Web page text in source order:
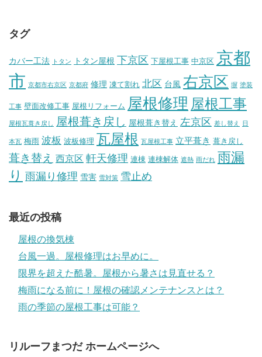
タグ
カバー工法 トタン トタン屋根 下京区 下屋根工事 中京区 京都
市 京都市右京区 京都府 修理 凍て割れ 北区 台風 右京区 塀 塗装
工事 壁面改修工事 屋根リフォーム 屋根修理 屋根工事
屋根瓦葺き戻し 屋根葺き戻し 屋根葺き替え 左京区 差し替え 日
本瓦 梅雨 波板 波板修理 瓦屋根 瓦屋根工事 立平葺き 葺き戻し
葺き替え 西京区 軒天修理 連棟 連棟解体 遮熱 雨だれ 雨漏
り 雨漏り修理 雪害 雪対策 雪止め
最近の投稿
屋根の換気棟
台風一過。屋根修理はお早めに。
限界を超えた酷暑。屋根から暑さは見直せる？
梅雨になる前に！屋根の確認メンテナンスとは？
雨の季節の屋根工事は可能？
リルーフまつだ ホームページへ